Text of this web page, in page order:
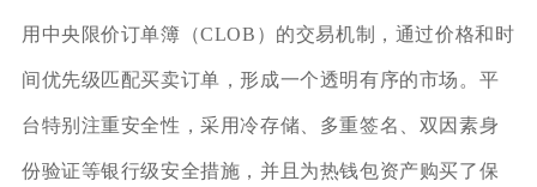
用中央限价订单簿（CLOB）的交易机制，通过价格和时
间优先级匹配买卖订单，形成一个透明有序的市场。平
台特别注重安全性，采用冷存储、多重签名、双因素身
份验证等银行级安全措施，并且为热钱包资产购买了保